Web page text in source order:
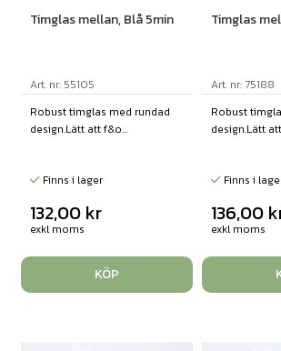
Timglas mellan, Blå 5min
Art. nr: 55105
Robust timglas med rundad
design.Lätt att f&o...
Finns i lager
132,00 kr
exkl moms
KÖP
Timglas
Art. nr: 75188
Robust
design.Lätt
Finns i
136,00
exkl moms